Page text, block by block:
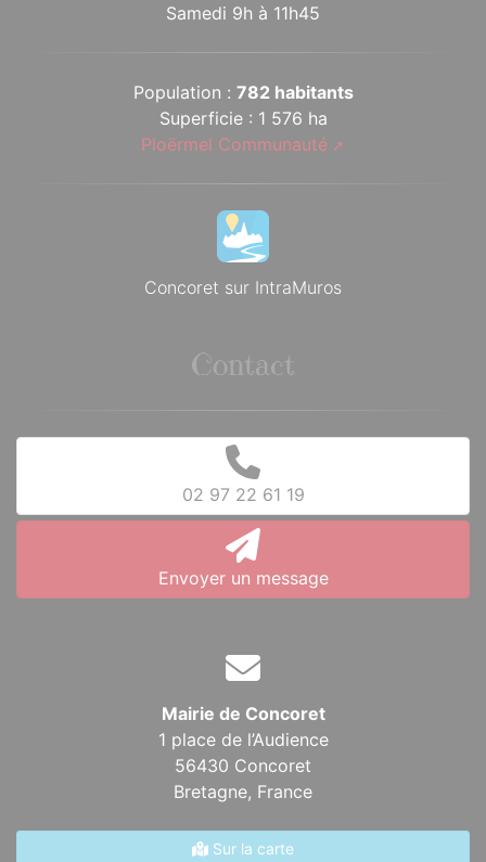
Samedi 9h à 11h45
Population : 782 habitants
Superficie : 1 576 ha
Ploërmel Communauté
Concoret sur IntraMuros
Contact
02 97 22 61 19
Envoyer un message
Mairie de Concoret
1 place de l’Audience
56430 Concoret
Bretagne, France
Sur la carte